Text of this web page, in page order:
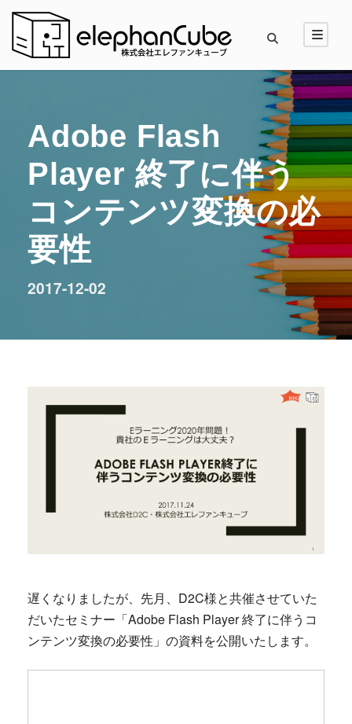
Adobe Flash
Player 終了に伴う
コンテンツ変換の必
要性
2017-12-02
遅くなりましたが、先月、D2C様と共催させていた
だいたセミナー「Adobe Flash Player 終了に伴うコ
ンテンツ変換の必要性」の資料を公開いたします。